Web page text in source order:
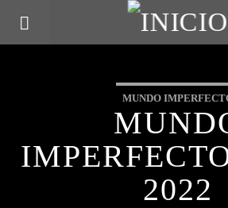
MUNDO
2022